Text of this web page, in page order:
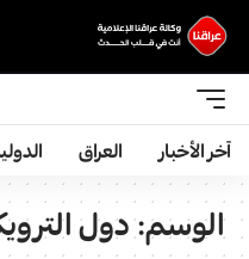
آخر الأخبار العراق
الوسم:دول